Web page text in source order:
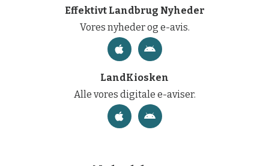
Effektivt Landbrug Nyheder
Vores nyheder og e-avis.
LandKiosken
Alle vores digitale e-aviser.